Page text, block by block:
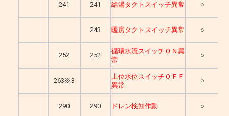
241 241 給湯タクトスイッチ異常 ○
243 暖房タクトスイッチ異常 ○
252 252
循環水流スイッチＯＮ異
常
○
263※3
上位水位スイッチＯＦＦ
異常
○
290 290 ドレン検知作動 ○